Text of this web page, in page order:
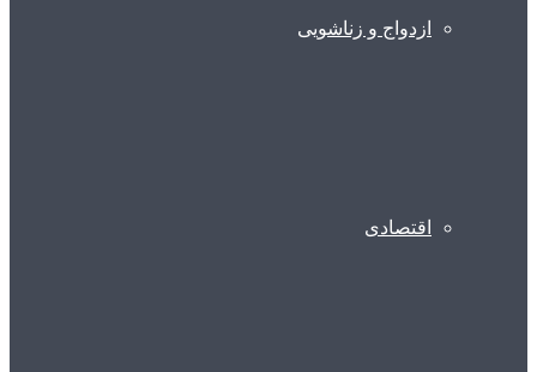
ازدواج و زناشویی
اقتصادی